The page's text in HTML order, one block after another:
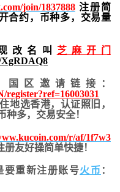
join/1837888注册简
合约， 币种多，交易量
改名叫 芝麻开门
XgRDAQ8
国区邀请链接：
register?ref=16003031
地选香港，认证照旧，
种多，交易安全！
r/af/1f7w3
友好操简单快捷！
要重新注册账号火币 ：